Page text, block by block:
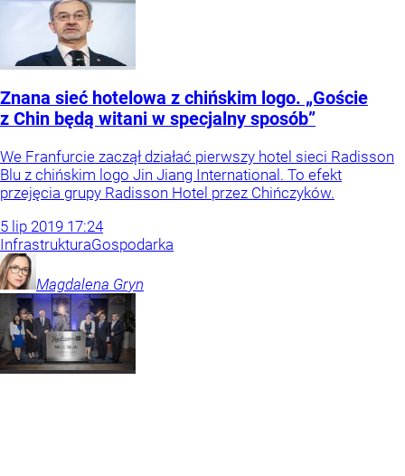
Znana sieć hotelowa z chińskim logo. „Goście
z Chin będą witani w specjalny sposób”
We Franfurcie zaczął działać pierwszy hotel sieci Radisson
Blu z chińskim logo Jin Jiang International. To efekt
przejęcia grupy Radisson Hotel przez Chińczyków.
5 lip 2019 17:24
InfrastrukturaGospodarka
Magdalena Gryn